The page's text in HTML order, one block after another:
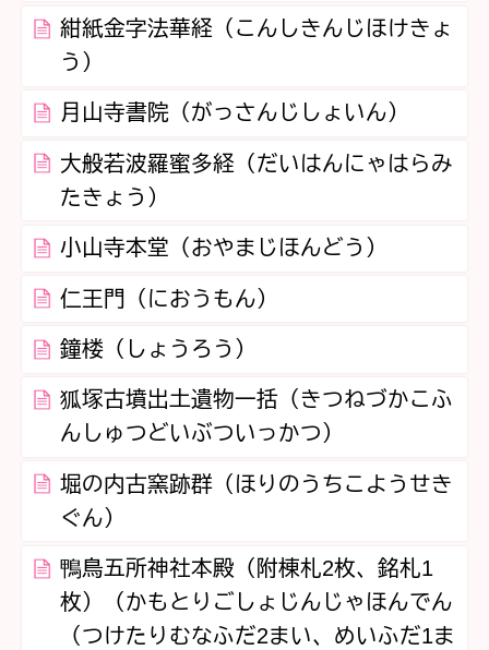
紺紙金字法華経（こんしきんじほけきょ
う）
月山寺書院（がっさんじしょいん）
大般若波羅蜜多経（だいはんにゃはらみ
たきょう）
小山寺本堂（おやまじほんどう）
仁王門（におうもん）
鐘楼（しょうろう）
狐塚古墳出土遺物一括（きつねづかこふ
んしゅつどいぶついっかつ）
堀の内古窯跡群（ほりのうちこようせき
ぐん）
鴨鳥五所神社本殿（附棟札2枚、銘札1
枚）（かもとりごしょじんじゃほんでん
（つけたりむなふだ2まい、めいふだ1ま